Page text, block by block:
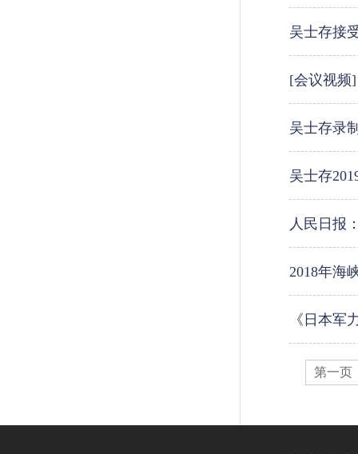
吴士存接
[会议视频
吴士存录
吴士存
人民日报
2018年海
《日本军
第一页